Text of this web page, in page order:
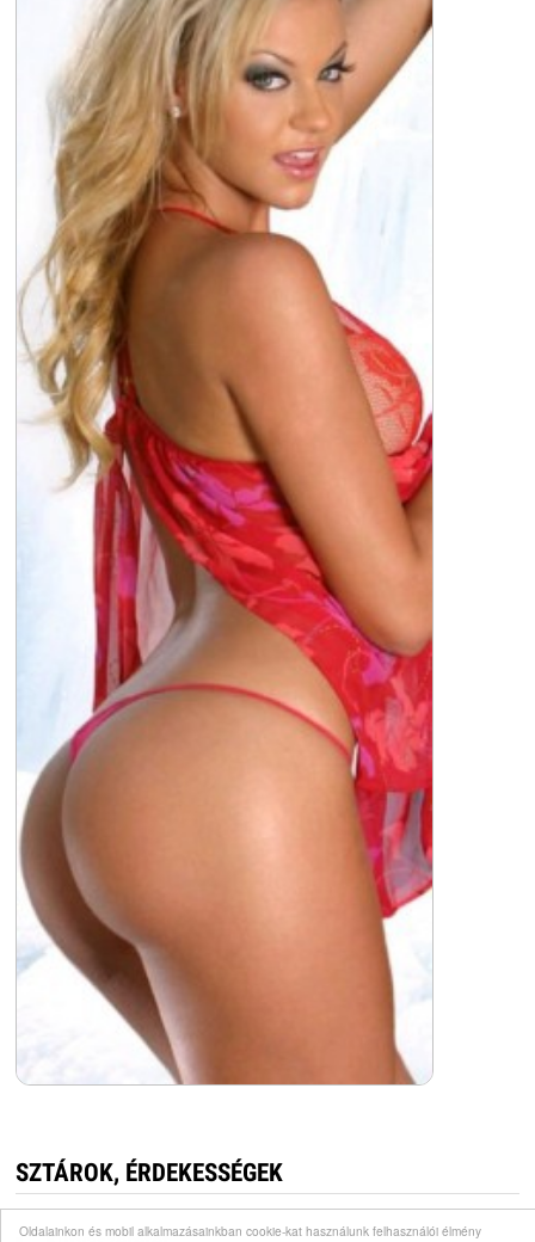
Oldalainkon és mobil alkalmazásainkban cookie-kat használunk felhasználói élmény
SZTÁROK, ÉRDEKESSÉGEK